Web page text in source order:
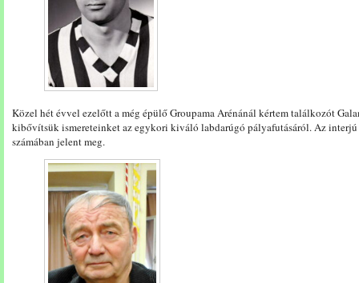
Közel hét évvel ezelőtt a még épülő Groupama Arénánál kértem találkozót
kibővítsük ismereteinket az egykori kiváló labdarúgó pályafutásáról. Az
számában jelent meg.